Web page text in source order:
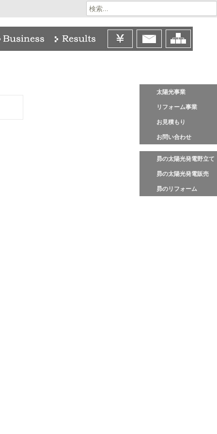
太陽光事業
リフォーム事業
お見積もり
お問い合わせ
昴の太陽光発電野立て
昴の太陽光発電販売
昴のリフォーム
検
索: